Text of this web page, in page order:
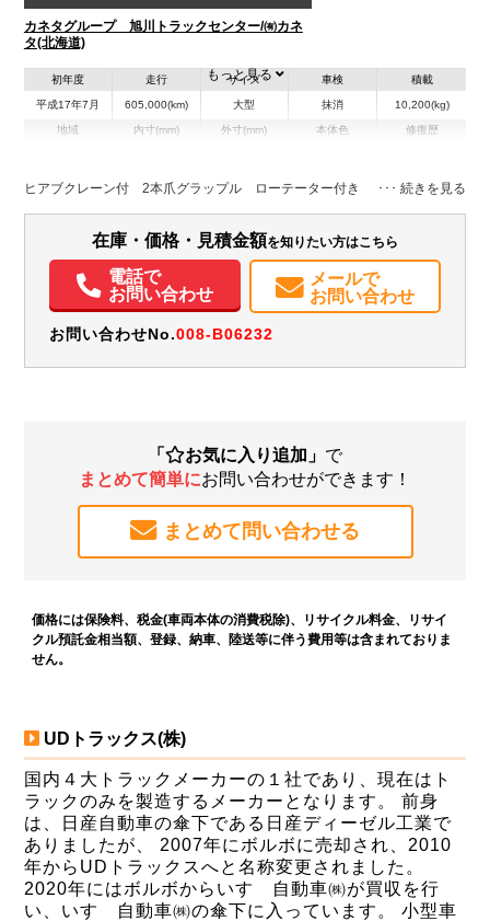
カネタグループ 旭川トラックセンター/㈲カネ
タ(北海道)
初年度
平成17年7月
走行
605,000(km)
サイズ
大型
車検
抹消
積載
10,200(kg)
地域 内寸(mm)
H:3,760
外寸(mm)
H:3,760
本体色 修復歴
エアコン パワステ パワーウィンドウ ABS エアバッグ Sリミッタ
もっと見る
ヒアブクレーン付 2本爪グラップル ローテーター付き
在庫・価格・見積金額を知りたい方はこちら
電話で
お問い合わせ
メールで
お問い合わせ
お問い合わせNo.008-B06232
「 お気に入り追加」 で
まとめて簡単にお問い合わせができます！
まとめて問い合わせる
価格には保険料、税金(車両本体の消費税除)、リサイクル料金、リサイ
クル預託金相当額、登録、納車、陸送等に伴う費用等は含まれておりま
せん。
UDトラックス(株)
国内４大トラックメーカーの１社であり、現在はト
ラックのみを製造するメーカーとなります。 前身
は、日産自動車の傘下である日産ディーゼル工業で
ありましたが、 2007年にボルボに売却され、2010
年からUDトラックスへと名称変更されました。
2020年にはボルボからいすゞ自動車㈱が買収を行
い、いすゞ自動車㈱の傘下に入っています。 小型車